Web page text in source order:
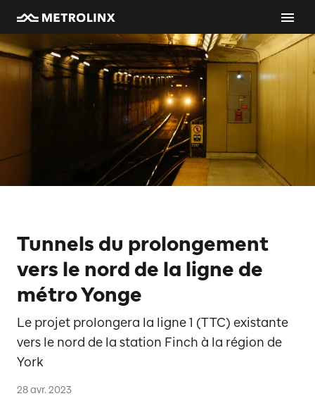
Tunnels du prolongement
vers le nord de la ligne de
métro Yonge
Le projet prolongera la ligne 1 (TTC) existante
vers le nord de la station Finch à la région de
York
28 avr. 2023